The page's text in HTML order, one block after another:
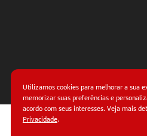
Utilizamos cookies para melhorar a sua
memorizar suas preferências e
acordo com seus interesses. Veja mais
Privacidade.